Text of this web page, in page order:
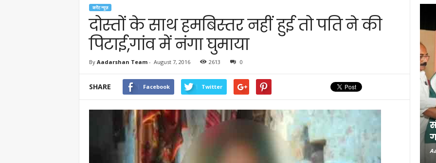
करेंट न्यूज़
दोस्तों के साथ हमबिस्तर नहीं हुई तो पति ने की
पिटाई,गांव में नंगा घुमाया
By Aadarshan Team- August 7, 2016 2613 0
SHARE Facebook Twitter